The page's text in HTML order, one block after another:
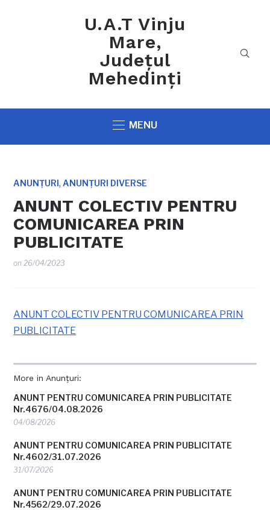
U.A.T Vinju
Mare,
Județul
Mehedinți
MENU
ANUNȚURI,ANUNȚURI DIVERSE
ANUNT COLECTIV PENTRU
COMUNICAREA PRIN
PUBLICITATE
on26/04/2023
More in Anunțuri:
ANUNT PENTRU COMUNICAREA PRIN PUBLICITATE
Nr.4676/04.08.2026
04/08/2026
ANUNT PENTRU COMUNICAREA PRIN PUBLICITATE
Nr.4602/31.07.2026
31/07/2026
ANUNT PENTRU COMUNICAREA PRIN PUBLICITATE
Nr.4562/29.07.2026
ANUNT COLECTIV PENTRU COMUNICAREA PRIN
PUBLICITATE